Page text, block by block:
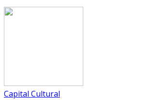
Capital Cultural